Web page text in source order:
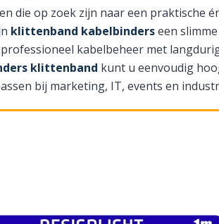
die op zoek zijn naar een praktische
klittenband kabelbinderseen
kabelbeheer met
klittenband kunt u eenvoudig
bij marketing, IT, events en